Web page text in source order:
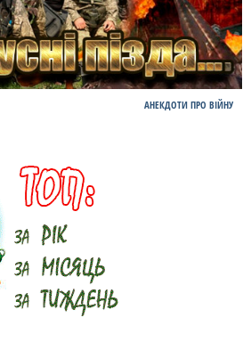
АНЕКДОТИ ПРО ВІЙНУ